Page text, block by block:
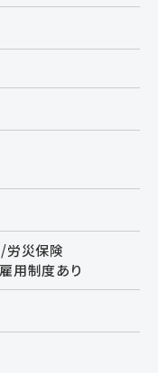
労災保険
用制度あり